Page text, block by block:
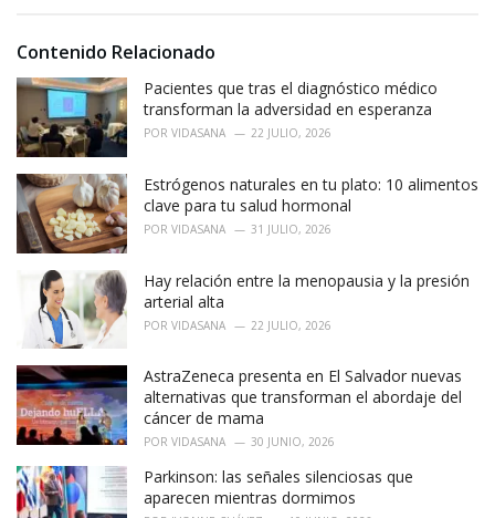
s
:
Contenido Relacionado
Pacientes que tras el diagnóstico médico
transforman la adversidad en esperanza
POR VIDASANA 22 JULIO, 2026
Estrógenos naturales en tu plato: 10 alimentos
clave para tu salud hormonal
POR VIDASANA 31 JULIO, 2026
Hay relación entre la menopausia y la presión
arterial alta
POR VIDASANA 22 JULIO, 2026
AstraZeneca presenta en El Salvador nuevas
alternativas que transforman el abordaje del
cáncer de mama
POR VIDASANA 30 JUNIO, 2026
Parkinson: las señales silenciosas que
aparecen mientras dormimos